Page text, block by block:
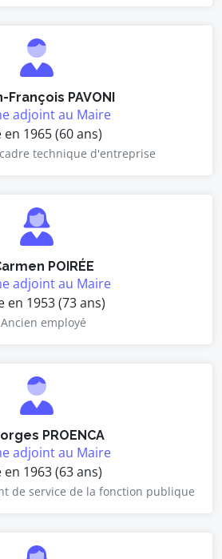
François PAVONI
adjoint au Maire
en 1965 (60 ans)
technique d'entreprise
POIRÉE
adjoint au Maire
en 1953 (73 ans)
Ancien employé
PROENCA
adjoint au Maire
en 1963 (63 ans)
de service de la fonction publique